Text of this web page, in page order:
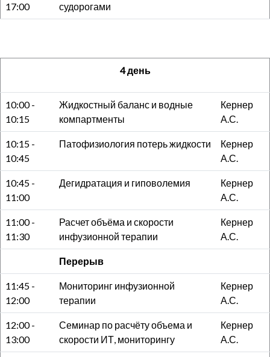
17:00
судорогами
4 день
10:00 -
10:15
Жидкостный баланс и водные
компартменты
Кернер
А.С.
10:15 -
10:45
Патофизиология потерь жидкости
Кернер
А.С.
10:45 -
11:00
Дегидратация и гиповолемия
Кернер
А.С.
11:00 -
11:30
Расчет объёма и скорости
инфузионной терапии
Кернер
А.С.
Перерыв
11:45 -
12:00
Мониторинг инфузионной
терапии
Кернер
А.С.
12:00 -
13:00
Семинар по расчёту объема и
скорости ИТ, мониторингу
Кернер
А.С.